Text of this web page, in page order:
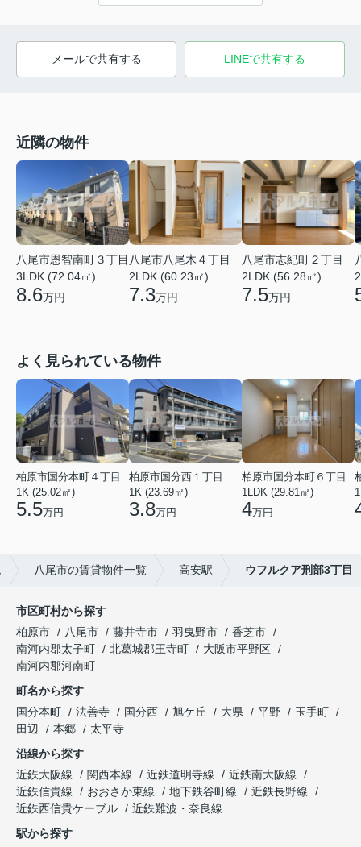
メールで共有する LINEで共有する
近隣の物件
八尾市恩智南町３丁目
3LDK (72.04㎡)
8.6万円
八尾市八尾木４丁目
2LDK (60.23㎡)
7.3万円
八尾市志紀町２丁目
2LDK (56.28㎡)
7.5万円
よく見られている物件
柏原市国分本町４丁目
1K (25.02㎡)
5.5万円
柏原市国分西１丁目
1K (23.69㎡)
3.8万円
柏原市国分本町６丁目
1LDK (29.81㎡)
4万円
八尾市の賃貸物件一覧 高安駅 ウフルクア刑部3丁目
市区町村から探す
柏原市
八尾市 藤井寺市 羽曳野市
香芝市
南河内郡太子町
北葛城郡王寺町
大阪市平野区
南河内郡河南町
町名から探す
国分本町
法善寺 国分西 旭ケ丘 大県 平野
玉手町
田辺
本郷
太平寺
沿線から探す
近鉄大阪線
関西本線 近鉄道明寺線
近鉄南大阪線
近鉄信貴線
おおさか東線 地下鉄谷町線
近鉄長野線
近鉄西信貴ケーブル
近鉄難波・奈良線
駅から探す